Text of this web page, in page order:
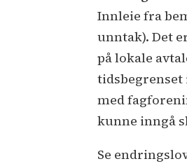
Innleie fra
unntak). Det
på lokale
med
kunne inngå
Se